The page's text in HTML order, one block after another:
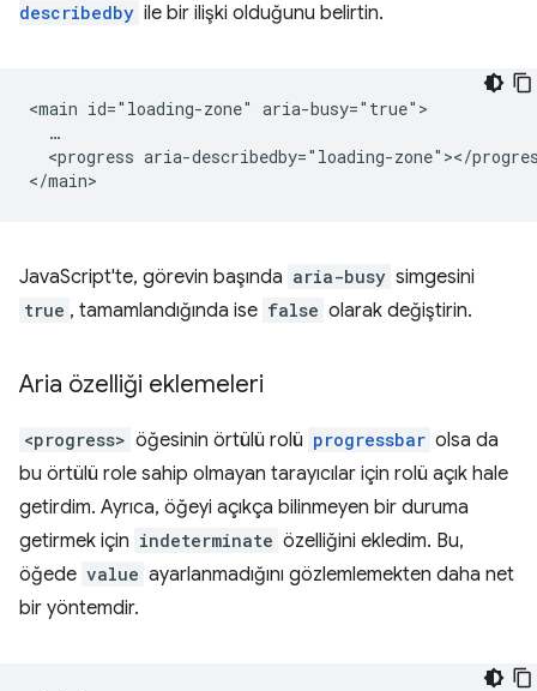
describedby ile bir ilişki olduğunu belirtin.
<main id="loading-zone" aria-busy="true">
  …
<progress aria-describedby="loading-zone"></
JavaScript'te, görevin başında aria-busy simgesini
true , tamamlandığında ise false olarak değiştirin.
Aria özelliği eklemeleri
<progress> öğesinin örtülü rolü progressbar olsa da
bu örtülü role sahip olmayan tarayıcılar için rolü açık hale
getirdim. Ayrıca, öğeyi açıkça bilinmeyen bir duruma
getirmek için indeterminate özelliğini ekledim. Bu,
öğede value ayarlanmadığını gözlemlemekten daha net
bir yöntemdir.